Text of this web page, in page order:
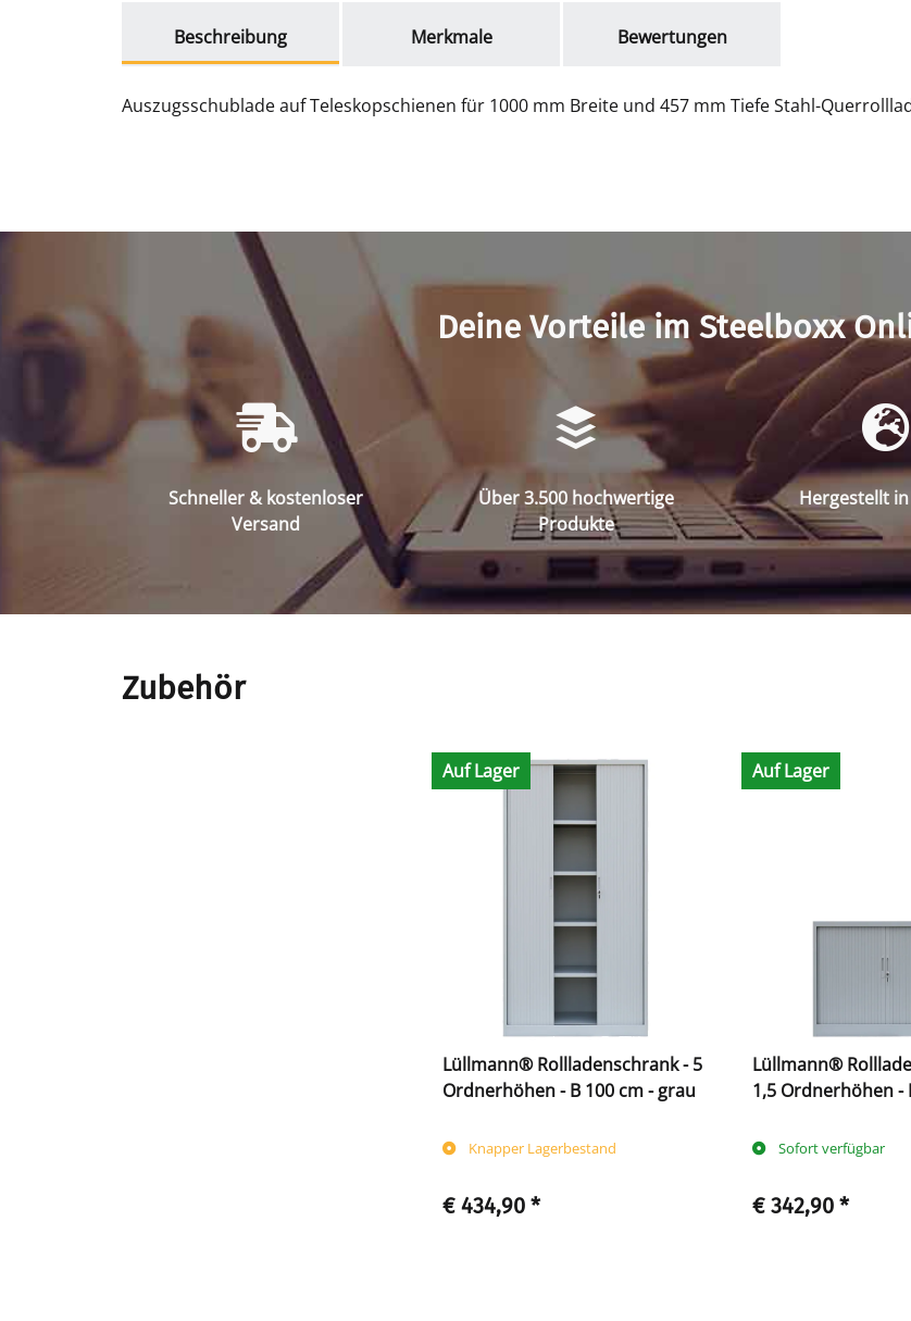
Beschreibung
Merkmale Bewertungen
Auszugsschublade auf Teleskopschienen für 1000 mm Breite und 457 mm Tiefe Stahl-
Deine Vorteile im Steelboxx
Schneller & kostenloser
Versand
Über 3.500 hochwertige
Produkte
Hergestellt
Zubehör
Auf Lager
Lüllmann® Rollladenschrank - 5
Ordnerhöhen - B 100 cm - grau
Knapper Lagerbestand
€ 434,90 *
Auf Lager
Lüllmann®
1,5 Ordnerhöhen -
Sofort verfügbar
€ 342,90 *